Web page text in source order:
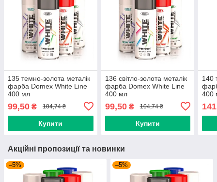
135 темно-золота металік
фарба Domex White Line
400 мл
99,50 ₴ 104,74 ₴
Купити
136 світло-золота металік
фарба Domex White Line
400 мл
99,50₴ 104,74 ₴
Купити
140
400
Акційні пропозиції та новинки
–5% –5%